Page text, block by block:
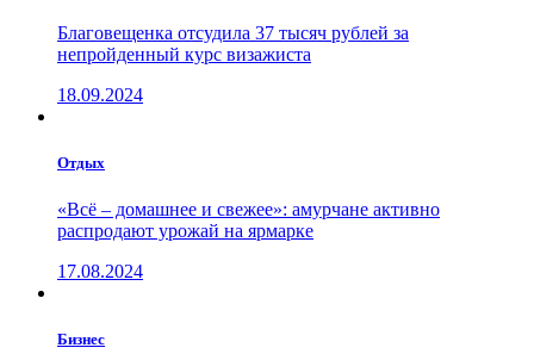
Благовещенка отсудила 37 тысяч рублей за
непройденный курс визажиста
18.09.2024
Отдых
«Всё – домашнее и свежее»: амурчане активно
распродают урожай на ярмарке
17.08.2024
Бизнес